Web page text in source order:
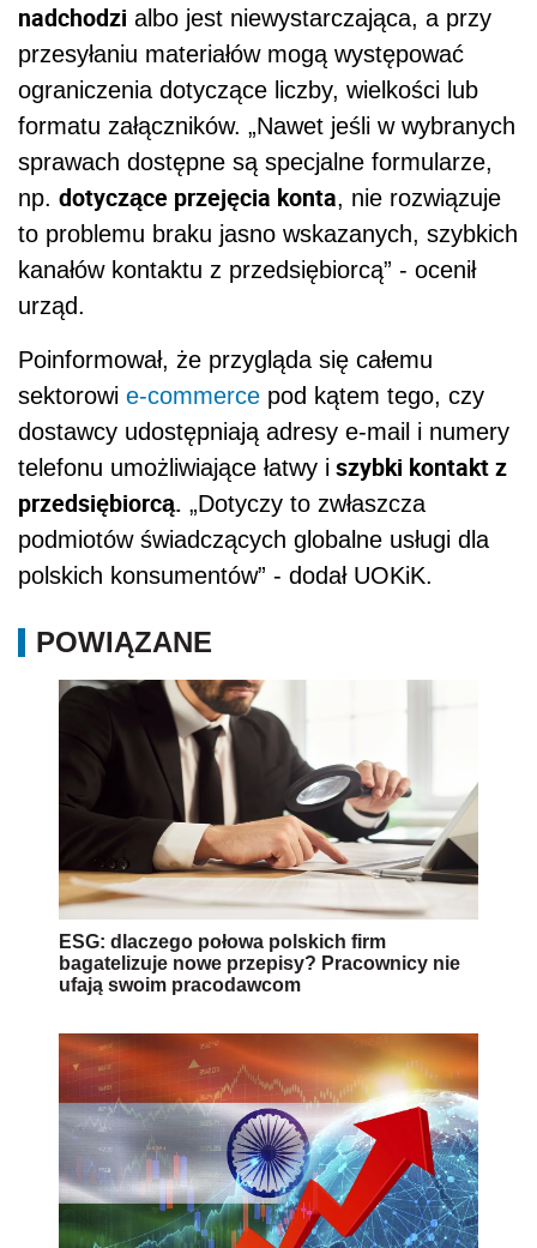
nadchodzi albo jest niewystarczająca, a przy
przesyłaniu materiałów mogą występować
ograniczenia dotyczące liczby, wielkości lub
formatu załączników. „Nawet jeśli w wybranych
sprawach dostępne są specjalne formularze,
np. dotyczące przejęcia konta, nie rozwiązuje
to problemu braku jasno wskazanych, szybkich
kanałów kontaktu z przedsiębiorcą” - ocenił
urząd.
Poinformował, że przygląda się całemu
sektorowi e-commerce pod kątem tego, czy
dostawcy udostępniają adresy e-mail i numery
telefonu umożliwiające łatwy i szybki kontakt z
przedsiębiorcą. „Dotyczy to zwłaszcza
podmiotów świadczących globalne usługi dla
polskich konsumentów” - dodał UOKiK.
POWIĄZANE
ESG: dlaczego połowa polskich firm
bagatelizuje nowe przepisy? Pracownicy nie
ufają swoim pracodawcom